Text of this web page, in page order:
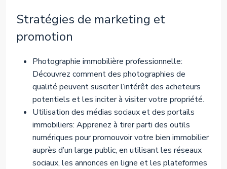
Stratégies de marketing et
promotion
Photographie immobilière professionnelle:
Découvrez comment des photographies de
qualité peuvent susciter l’intérêt des acheteurs
potentiels et les inciter à visiter votre propriété.
Utilisation des médias sociaux et des portails
immobiliers: Apprenez à tirer parti des outils
numériques pour promouvoir votre bien immobilier
auprès d’un large public, en utilisant les réseaux
sociaux, les annonces en ligne et les plateformes